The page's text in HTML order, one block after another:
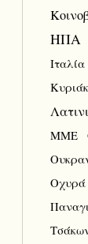
ΗΠΑ
Ιταλία
ΜΜΕ
Οχυρά